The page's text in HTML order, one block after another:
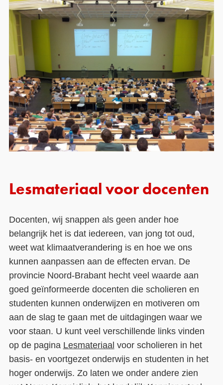
Lesmateriaal voor docenten
Docenten, wij snappen als geen ander hoe
belangrijk het is dat iedereen, van jong tot oud,
weet wat klimaatverandering is en hoe we ons
kunnen aanpassen aan de effecten ervan. De
provincie Noord-Brabant hecht veel waarde aan
goed geïnformeerde docenten die scholieren en
studenten kunnen onderwijzen en motiveren om
aan de slag te gaan met de uitdagingen waar we
voor staan. U kunt veel verschillende links vinden
op de pagina Lesmateriaal voor scholieren in het
basis- en voortgezet onderwijs en studenten in het
hoger onderwijs. Zo laten we onder andere zien